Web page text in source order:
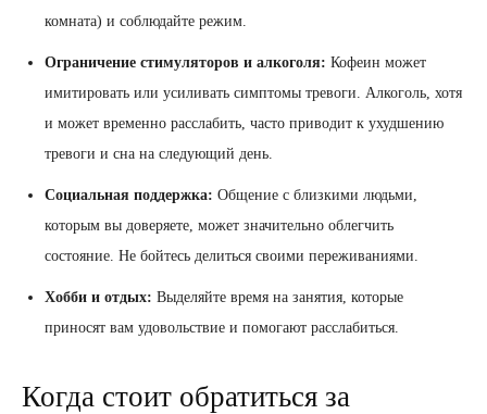
комната) и соблюдайте режим.
Ограничение стимуляторов и алкоголя: Кофеин может
имитировать или усиливать симптомы тревоги. Алкоголь, хотя
и может временно расслабить, часто приводит к ухудшению
тревоги и сна на следующий день.
Социальная поддержка: Общение с близкими людьми,
которым вы доверяете, может значительно облегчить
состояние. Не бойтесь делиться своими переживаниями.
Хобби и отдых: Выделяйте время на занятия, которые
приносят вам удовольствие и помогают расслабиться.
Когда стоит обратиться за